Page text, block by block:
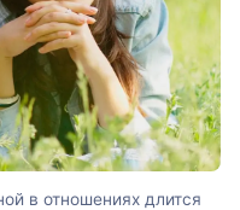
в отношениях длится